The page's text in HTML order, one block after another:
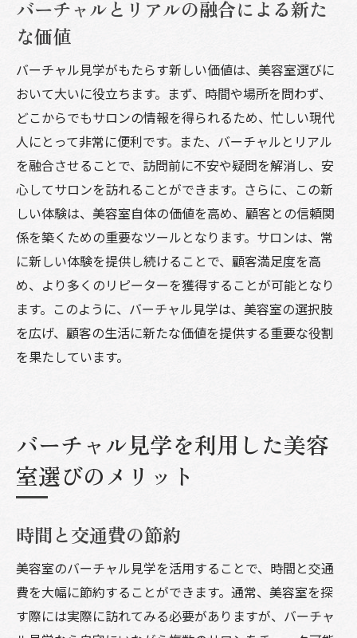
バーチャルとリアルの融合による新た
な価値
バーチャル見学がもたらす新しい価値は、美容室選びに
おいて大いに役立ちます。まず、時間や場所を問わず、
どこからでもサロンの情報を得られるため、忙しい現代
人にとって非常に便利です。また、バーチャルとリアル
を融合させることで、訪問前に不安や疑問を解消し、安
心してサロンを訪れることができます。さらに、この新
しい体験は、美容室自体の価値を高め、顧客との信頼関
係を築くための重要なツールとなります。サロンは、常
に新しい体験を提供し続けることで、顧客満足度を高
め、より多くのリピーターを獲得することが可能となり
ます。このように、バーチャル見学は、美容室の選択肢
を広げ、顧客の生活に新たな価値を提供する重要な役割
を果たしています。
バーチャル見学を利用した美容
室選びのメリット
時間と交通費の節約
美容室のバーチャル見学を活用することで、時間と交通
費を大幅に節約することができます。通常、美容室を探
す際には実際に訪れてみる必要がありますが、バーチャ